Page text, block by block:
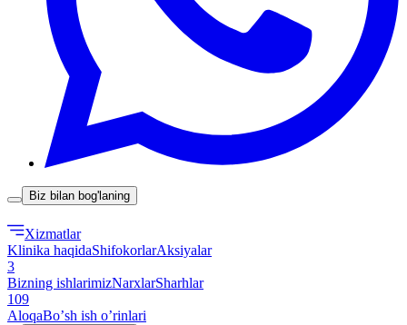
Biz bilan bog'laning
Xizmatlar
Klinika haqidaShifokorlarAksiyalar
3
Bizning ishlarimizNarxlarSharhlar
109
AloqaBoʼsh ish oʼrinlari